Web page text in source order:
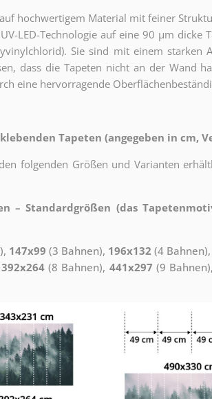
hochwertigem Material mit feiner
LED-Technologie auf eine 90 µm dicke
Sie sind mit einem starken
dass die Tapeten nicht an der Wand
eine hervorragende
Tapeten (angegeben in cm,
folgenden Größen und Varianten
– Standardgrößen (das
147x99 (3 Bahnen), 196x132 (4 Bahnen),
392x264(8 Bahnen), 441x297 (9 Bahnen),